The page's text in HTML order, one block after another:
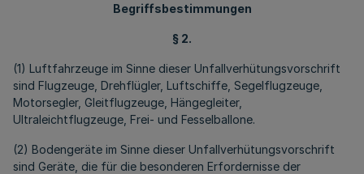
Begriffsbestimmungen
§ 2.
(1) Luftfahrzeuge im Sinne dieser Unfallverhütungsvorschrift
sind Flugzeuge, Drehflügler, Luftschiffe, Segelflugzeuge,
Motorsegler, Gleitflugzeuge, Hängegleiter,
Ultraleichtflugzeuge, Frei- und Fesselballone.
(2) Bodengeräte im Sinne dieser Unfallverhütungsvorschrift
sind Geräte, die für die besonderen Erfordernisse der